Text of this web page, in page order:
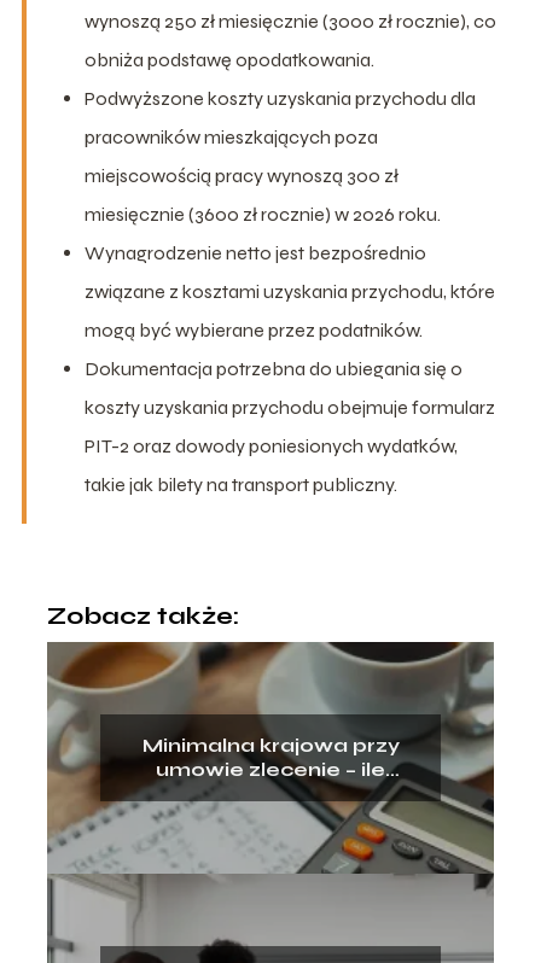
wynoszą 250 zł miesięcznie (3000 zł rocznie), co
obniża podstawę opodatkowania.
Podwyższone koszty uzyskania przychodu dla
pracowników mieszkających poza
miejscowością pracy wynoszą 300 zł
miesięcznie (3600 zł rocznie) w 2026 roku.
Wynagrodzenie netto jest bezpośrednio
związane z kosztami uzyskania przychodu, które
mogą być wybierane przez podatników.
Dokumentacja potrzebna do ubiegania się o
koszty uzyskania przychodu obejmuje formularz
PIT-2 oraz dowody poniesionych wydatków,
takie jak bilety na transport publiczny.
Zobacz także:
Minimalna krajowa przy
umowie zlecenie – ile
dostaniesz?